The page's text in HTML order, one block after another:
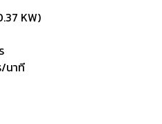
KW)
นาที